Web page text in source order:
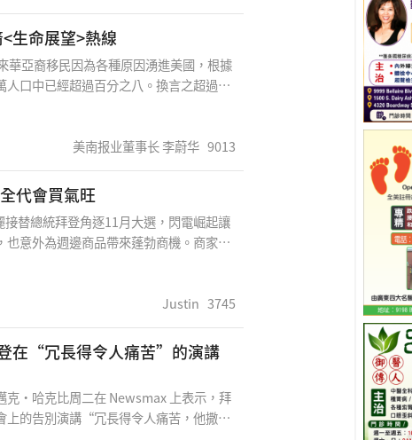
人的士氣
生命展望>熱線
華亞裔移民因為各種原因湧進美國，根據
口中已經超過百分之八。換言之超過二
或經濟因素而走頭無路走向絕路,年青朋
移民因病而去世連骨灰都無法安葬,許多
，聽到這些悲慘之事件真令人感到悲哀
師和紐約張震牧師舉行了一次會議,討論
最近成立<生命展望>熱線，除了設立中
放,遇有面對生命挑戰之時有求救之管
美南报业董事长 李蔚华 9013
代會買氣旺
替總統拜登角逐11月大選，閃電崛起讓
意外為週邊商品帶來蓬勃商機。商家直
（Tim Walz）的酷炫主題商品吸引與會
訴法新社，今年夏天買氣原本看似會委
。 在全代會次會場麥考米克會展中心
位老闆藍道夫（Brian Randolph）表
茲的激動與熱情，就連拜登或連川普都
藍道夫說，他位在匹茲堡（Pittsburgh）
商品，直到賀錦麗接棒才改變主意，如
Justin 3745
在“冗長得令人痛苦”的演講
克·哈克比周二在 Newsmax 上表示，拜
上的告別演講“冗長得令人痛苦，他撒了